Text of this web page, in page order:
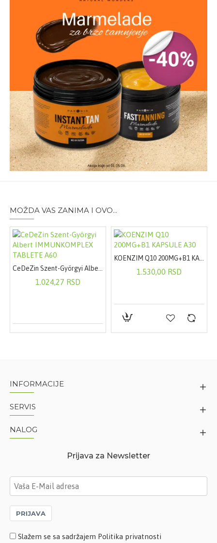
MOŽDA VAS ZANIMA I OVO...
1.024,27 RSD
1.530,00 RSD
INFORMACIJE
SERVIS
NALOG
Prijava za Newsletter
PRIJAVA
Slažem se sa sadržajem Politika privatnosti